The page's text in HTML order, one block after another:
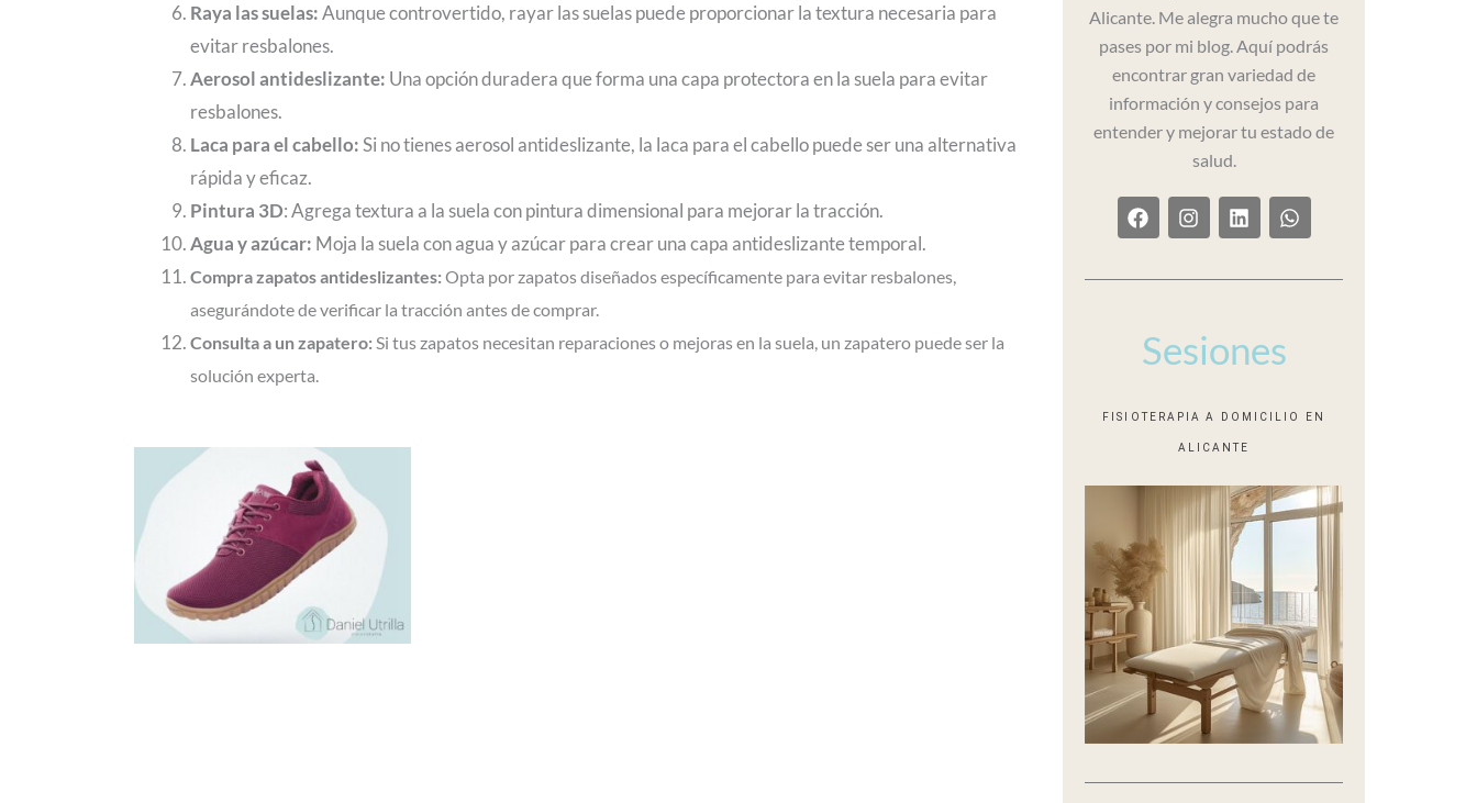
Raya las suelas:Aunque controvertido, rayar las suelas puede proporcionar la textura necesaria para
evitar resbalones.
Aerosol antideslizante: Una opción duradera que forma una capa protectora en la suela para evitar
resbalones.
Laca para el cabello:Si no tienes aerosol antideslizante, la laca para el cabello puede ser una alternativa
rápida y eficaz.
Pintura 3D: Agrega textura a la suela con pintura dimensional para mejorar la tracción.
Agua y azúcar: Moja la suela con agua y azúcar para crear una capa antideslizante temporal.
Compra zapatos antideslizantes: Opta por zapatos diseñados específicamente para evitar resbalones,
asegurándote de verificar la tracción antes de comprar.
Consulta a un zapatero: Si tus zapatos necesitan reparaciones o mejoras en la suela, un zapatero puede ser la
solución experta.
Alicante. Me alegra mucho que te
pases por mi blog. Aquí podrás
encontrar gran variedad de
información y consejos para
entender y mejorar tu estado de
salud.
F
a
k
I
n
a
m
L
i
n
W
h
Sesiones
FISIOTERAPIA A DOMICILIO EN
ALICANTE